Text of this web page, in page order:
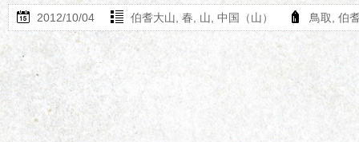
2012/10/04 伯耆大山 春 山 中国（山） 鳥取 伯